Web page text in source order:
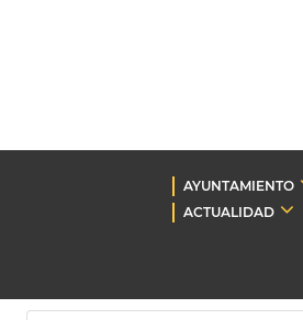
AYUNTAMIENTO
ACTUALIDAD